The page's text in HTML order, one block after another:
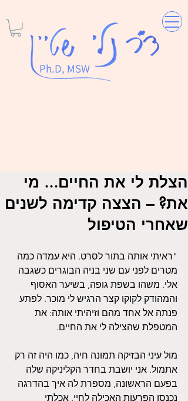
Ph.D, MSW
הצלת לי את החיים... מי
את? – הצצה קדימה לשנים
שאחרי הטיפול
"ראיתי אותה בתור לסרט. היא עמדה כמה
מטרים לפני עם שני בניה הבוגרים כשגבה
אלי. משהו בשפת גופה, בשיער האסוף
והמהודק לקוקו קצר הרגיש לי מוכר. לפתע
פנתה אל אחד מהם וזיהיתי אותה: את
המטפלת שהצילה לי את החיים.
מול עיני הבזיקה תמונה חיה, כמו היה זה רק
אתמול. אני יושבת בחדר הקליניקה שלה
בפעם הראשונה, מספרת לה איך בהדרגה
נכנסו הפרעות האכילה לחיי. אכלתי